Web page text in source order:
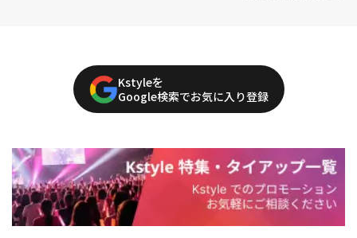
Kstyleを
Google検索でお気に入り登録